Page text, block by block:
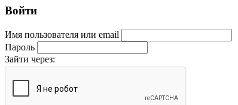
Войти
Имя пользователя или email
Пароль
Зайти через: